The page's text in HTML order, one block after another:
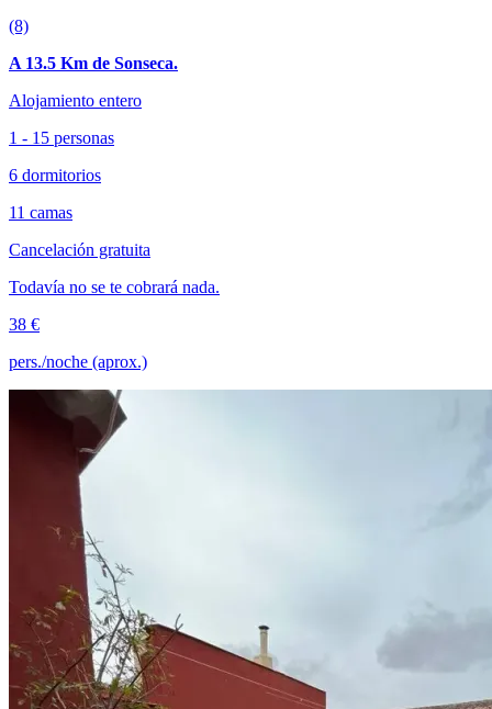
(8)
A 13.5 Km de Sonseca.
Alojamiento entero
1 - 15 personas
6 dormitorios
11 camas
Cancelación gratuita
Todavía no se te cobrará nada.
38 €
pers./noche (aprox.)